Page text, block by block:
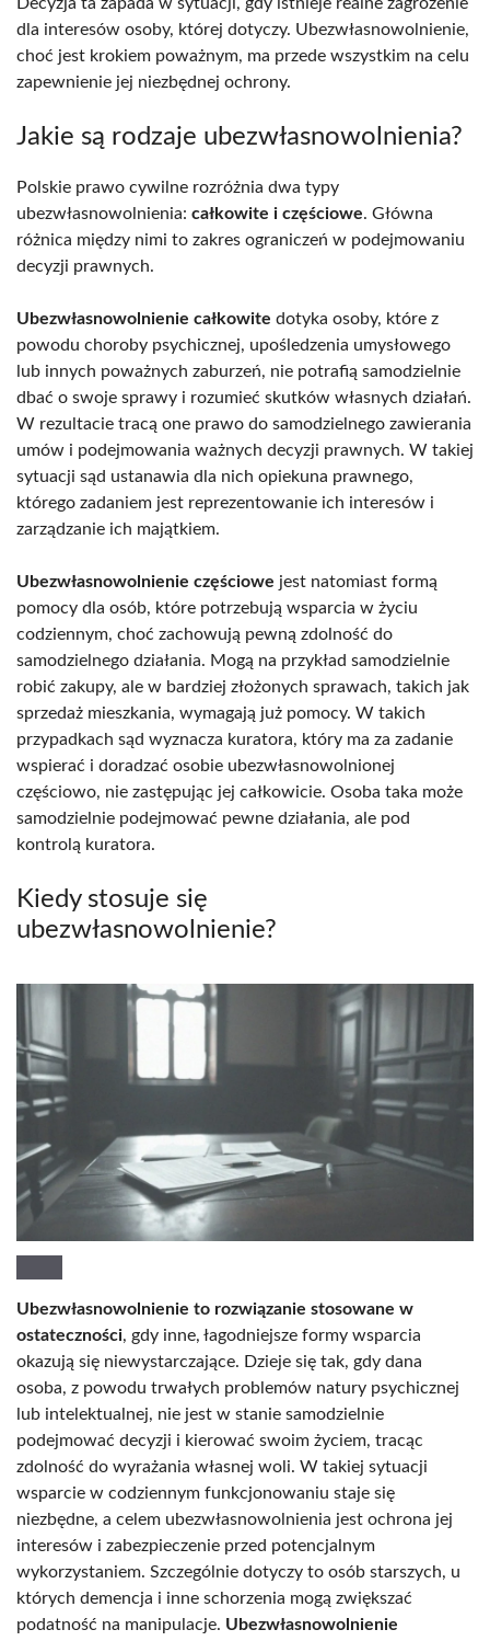
dla interesów osoby, której dotyczy. Ubezwłasnowolnienie,
choć jest krokiem poważnym, ma przede wszystkim na celu
zapewnienie jej niezbędnej ochrony.
Jakie są rodzaje ubezwłasnowolnienia?
Polskie prawo cywilne rozróżnia dwa typy
ubezwłasnowolnienia: całkowite i częściowe. Główna
różnica między nimi to zakres ograniczeń w podejmowaniu
decyzji prawnych.
Ubezwłasnowolnienie całkowite dotyka osoby, które z
powodu choroby psychicznej, upośledzenia umysłowego
lub innych poważnych zaburzeń, nie potrafią samodzielnie
dbać o swoje sprawy i rozumieć skutków własnych działań.
W rezultacie tracą one prawo do samodzielnego zawierania
umów i podejmowania ważnych decyzji prawnych. W takiej
sytuacji sąd ustanawia dla nich opiekuna prawnego,
którego zadaniem jest reprezentowanie ich interesów i
zarządzanie ich majątkiem.
Ubezwłasnowolnienie częściowe jest natomiast formą
pomocy dla osób, które potrzebują wsparcia w życiu
codziennym, choć zachowują pewną zdolność do
samodzielnego działania. Mogą na przykład samodzielnie
robić zakupy, ale w bardziej złożonych sprawach, takich jak
sprzedaż mieszkania, wymagają już pomocy. W takich
przypadkach sąd wyznacza kuratora, który ma za zadanie
wspierać i doradzać osobie ubezwłasnowolnionej
częściowo, nie zastępując jej całkowicie. Osoba taka może
samodzielnie podejmować pewne działania, ale pod
kontrolą kuratora.
Kiedy stosuje się
ubezwłasnowolnienie?
Ubezwłasnowolnienie to rozwiązanie stosowane w
ostateczności, gdy inne, łagodniejsze formy wsparcia
okazują się niewystarczające. Dzieje się tak, gdy dana
osoba, z powodu trwałych problemów natury psychicznej
lub intelektualnej, nie jest w stanie samodzielnie
podejmować decyzji i kierować swoim życiem, tracąc
zdolność do wyrażania własnej woli. W takiej sytuacji
wsparcie w codziennym funkcjonowaniu staje się
niezbędne, a celem ubezwłasnowolnienia jest ochrona jej
interesów i zabezpieczenie przed potencjalnym
wykorzystaniem. Szczególnie dotyczy to osób starszych, u
których demencja i inne schorzenia mogą zwiększać
podatność na manipulacje. Ubezwłasnowolnienie